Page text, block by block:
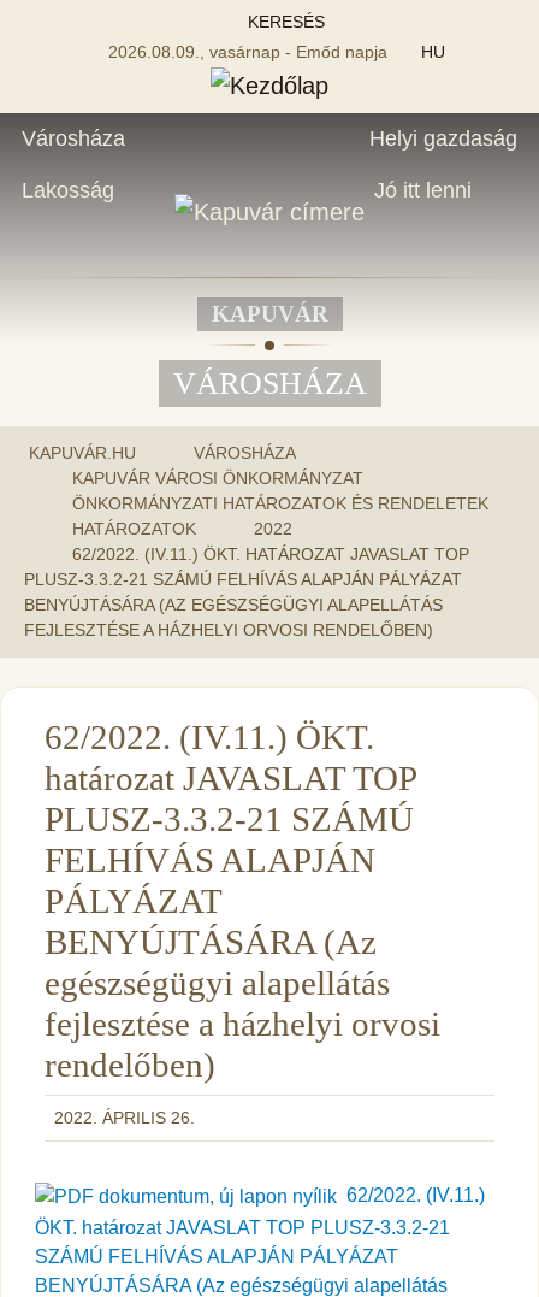
KERESÉS
2026.08.09., vasárnap - Emőd napja
HU
Városháza
Lakosság
Helyi gazdaság
Jó itt lenni
KAPUVÁR
VÁROSHÁZA
KAPUVÁR.HU
VÁROSHÁZA
KAPUVÁR VÁROSI ÖNKORMÁNYZAT
ÖNKORMÁNYZATI HATÁROZATOK ÉS RENDELETEK
HATÁROZATOK
2022
62/2022. (IV.11.) ÖKT. HATÁROZAT JAVASLAT TOP
PLUSZ-3.3.2-21 SZÁMÚ FELHÍVÁS ALAPJÁN PÁLYÁZAT
BENYÚJTÁSÁRA (AZ EGÉSZSÉGÜGYI ALAPELLÁTÁS
FEJLESZTÉSE A HÁZHELYI ORVOSI RENDELŐBEN)
62/2022. (IV.11.) ÖKT.
határozat JAVASLAT TOP
PLUSZ-3.3.2-21 SZÁMÚ
FELHÍVÁS ALAPJÁN
PÁLYÁZAT
BENYÚJTÁSÁRA (Az
egészségügyi alapellátás
fejlesztése a házhelyi orvosi
rendelőben)
2022. ÁPRILIS 26.
62/2022. (IV.11.)
ÖKT. határozat JAVASLAT TOP PLUSZ-3.3.2-21
SZÁMÚ FELHÍVÁS ALAPJÁN PÁLYÁZAT
BENYÚJTÁSÁRA (Az egészségügyi alapellátás